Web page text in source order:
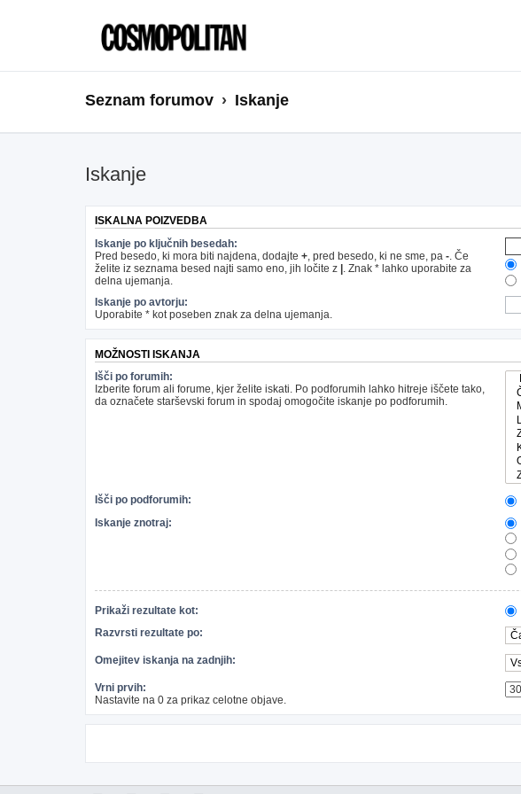
Seznam forumov Iskanje
Iskanje
ISKALNA POIZVEDBA
Iskanje po ključnih besedah:
Pred besedo, ki mora biti najdena, dodajte +, pred besedo, ki ne sme, pa -. Če
želite iz seznama besed najti samo eno, jih ločite z . Znak * lahko uporabite za
delna ujemanja.
Iskanje po avtorju:
Uporabite * kot poseben znak za delna ujemanja.
MOŽNOSTI ISKANJA
Išči po forumih:
Izberite forum ali forume, kjer želite iskati. Po podforumih lahko hitreje iščete tako,
da označete starševski forum in spodaj omogočite iskanje po podforumih.
Išči po podforumih:
Iskanje znotraj:
Prikaži rezultate kot:
Razvrsti rezultate po:
Omejitev iskanja na zadnjih:
Vrni prvih:
Nastavite na 0 za prikaz celotne objave.